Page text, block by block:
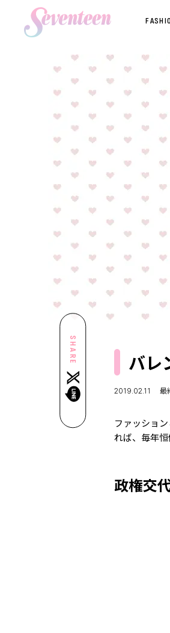
SHARE バレ
2019.02.11 最
ファッショ
れば、毎年
政権交